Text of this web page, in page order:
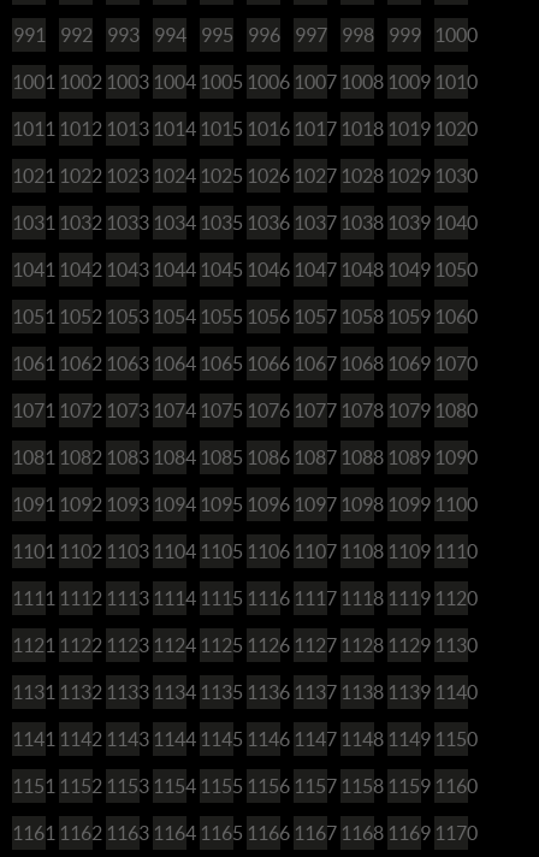
991 992 993 994 995 996 997 998 999 1000
1001 1002 1003 1004 1005 1006 1007 1008 1009 1010
1011 1012 1013 1014 1015 1016 1017 1018 1019 1020
1021 1022 1023 1024 1025 1026 1027 1028 1029 1030
1031 1032 1033 1034 1035 1036 1037 1038 1039 1040
1041 1042 1043 1044 1045 1046 1047 1048 1049 1050
1051 1052 1053 1054 1055 1056 1057 1058 1059 1060
1061 1062 1063 1064 1065 1066 1067 1068 1069 1070
1071 1072 1073 1074 1075 1076 1077 1078 1079 1080
1081 1082 1083 1084 1085 1086 1087 1088 1089 1090
1091 1092 1093 1094 1095 1096 1097 1098 1099 1100
1101 1102 1103 1104 1105 1106 1107 1108 1109 1110
1111 1112 1113 1114 1115 1116 1117 1118 1119 1120
1121 1122 1123 1124 1125 1126 1127 1128 1129 1130
1131 1132 1133 1134 1135 1136 1137 1138 1139 1140
1141 1142 1143 1144 1145 1146 1147 1148 1149 1150
1151 1152 1153 1154 1155 1156 1157 1158 1159 1160
1161 1162 1163 1164 1165 1166 1167 1168 1169 1170